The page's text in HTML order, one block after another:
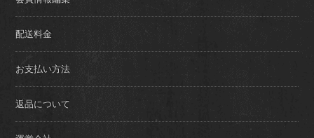
配送料金
お支払い方法
返品について